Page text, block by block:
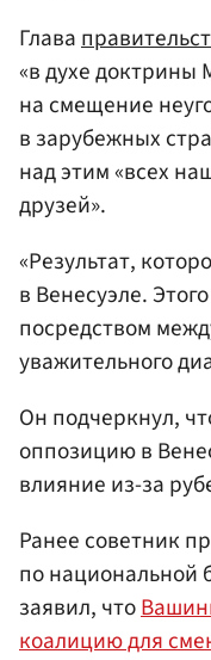
Глава
«в духе доктрины
на смещение
в зарубежных
над этим «всех
друзей».
«Результат,
в Венесуэле.
посредством
уважительного
Он подчеркнул,
оппозицию в
влияние из-за
Ранее советник
по национальной
заявил, что
коалицию для